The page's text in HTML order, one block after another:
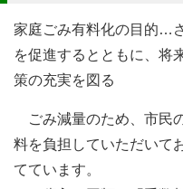
家庭ごみ有料化の目的…
を促進するとともに、将
策の充実を図る
ごみ減量のため、市民
料を負担していただいて
てています。